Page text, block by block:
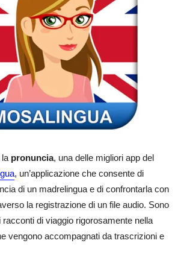
la pronuncia, una delle migliori app del
, un’applicazione che consente di
di un madrelingua e di confrontarla con
la registrazione di un file audio. Sono
racconti di viaggio rigorosamente nella
vengono accompagnati da trascrizioni e